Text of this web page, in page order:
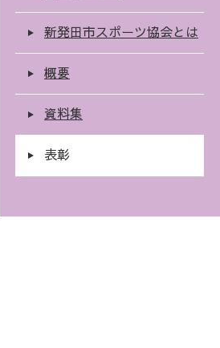
新発田市スポーツ協会とは
概要
資料集
表彰